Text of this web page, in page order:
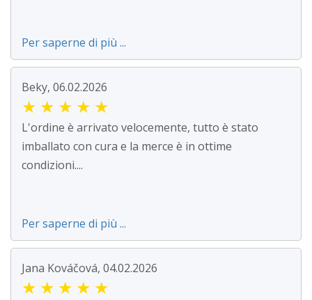
Per saperne di più ...
Beky, 06.02.2026
★ ★ ★ ★ ★
L'ordine è arrivato velocemente, tutto è stato
imballato con cura e la merce è in ottime
condizioni....
Per saperne di più ...
Jana Kováčová, 04.02.2026
★ ★ ★ ★ ★